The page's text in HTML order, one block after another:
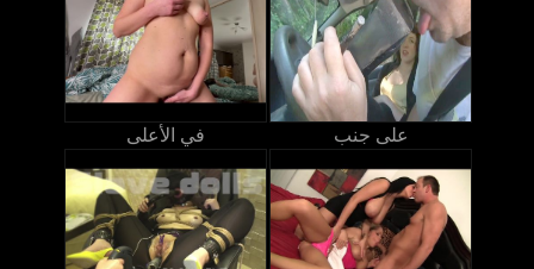
في الأعلى على جنب